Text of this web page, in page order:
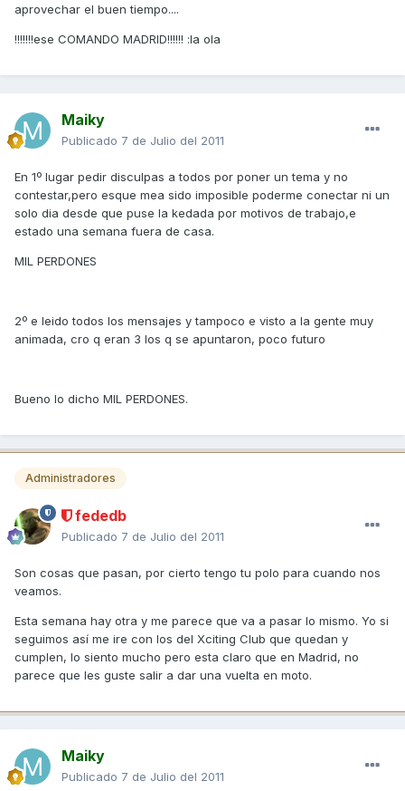
aprovechar el buen tiempo....
!!!!!!!ese COMANDO MADRID!!!!!! :la ola
Maiky
Publicado 7 de Julio del 2011
En 1º lugar pedir disculpas a todos por poner un tema y no
contestar,pero esque mea sido imposible poderme conectar ni un
solo dia desde que puse la kedada por motivos de trabajo,e
estado una semana fuera de casa.
MIL PERDONES
2º e leido todos los mensajes y tampoco e visto a la gente muy
animada, cro q eran 3 los q se apuntaron, poco futuro
Bueno lo dicho MIL PERDONES.
Administradores
fededb
Publicado 7 de Julio del 2011
Son cosas que pasan, por cierto tengo tu polo para cuando nos
veamos.
Esta semana hay otra y me parece que va a pasar lo mismo. Yo si
seguimos así me ire con los del Xciting Club que quedan y
cumplen, lo siento mucho pero esta claro que en Madrid, no
parece que les guste salir a dar una vuelta en moto.
Maiky
Publicado 7 de Julio del 2011